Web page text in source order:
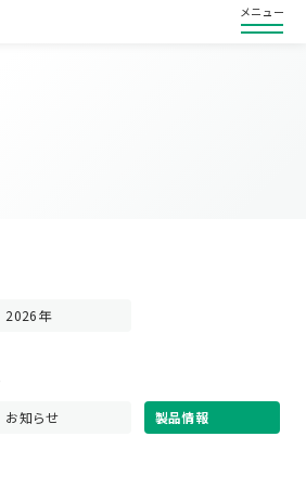
メニュー
2026年
お知らせ 製品情報